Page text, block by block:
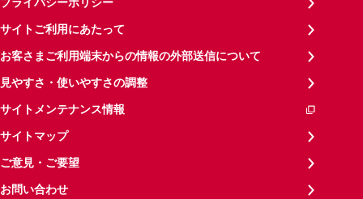
サイトご利用にあたって
お客さまご利用端末からの情報の外部送信について
見やすさ・使いやすさの調整
サイトメンテナンス情報
サイトマップ
ご意見・ご要望
お問い合わせ